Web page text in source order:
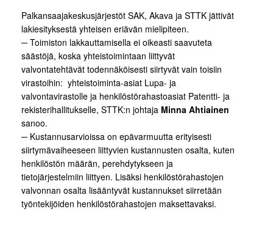
Palkansaajakeskusjärjestöt SAK, Akava ja STTK jättivät
lakiesityksestä yhteisen eriävän mielipiteen.
─ Toimiston lakkauttamisella ei oikeasti saavuteta
säästöjä, koska yhteistoimintaan liittyvät
valvontatehtävät todennäköisesti siirtyvät vain toisiin
virastoihin: yhteistoiminta-asiat Lupa- ja
valvontavirastolle ja henkilöstörahastoasiat Patentti- ja
rekisterihallitukselle, STTK:n johtaja Minna Ahtiainen
sanoo.
─ Kustannusarvioissa on epävarmuutta erityisesti
siirtymävaiheeseen liittyvien kustannusten osalta, kuten
henkilöstön määrän, perehdytykseen ja
tietojärjestelmiin liittyen. Lisäksi henkilöstörahastojen
valvonnan osalta lisääntyvät kustannukset siirretään
työntekijöiden henkilöstörahastojen maksettavaksi.